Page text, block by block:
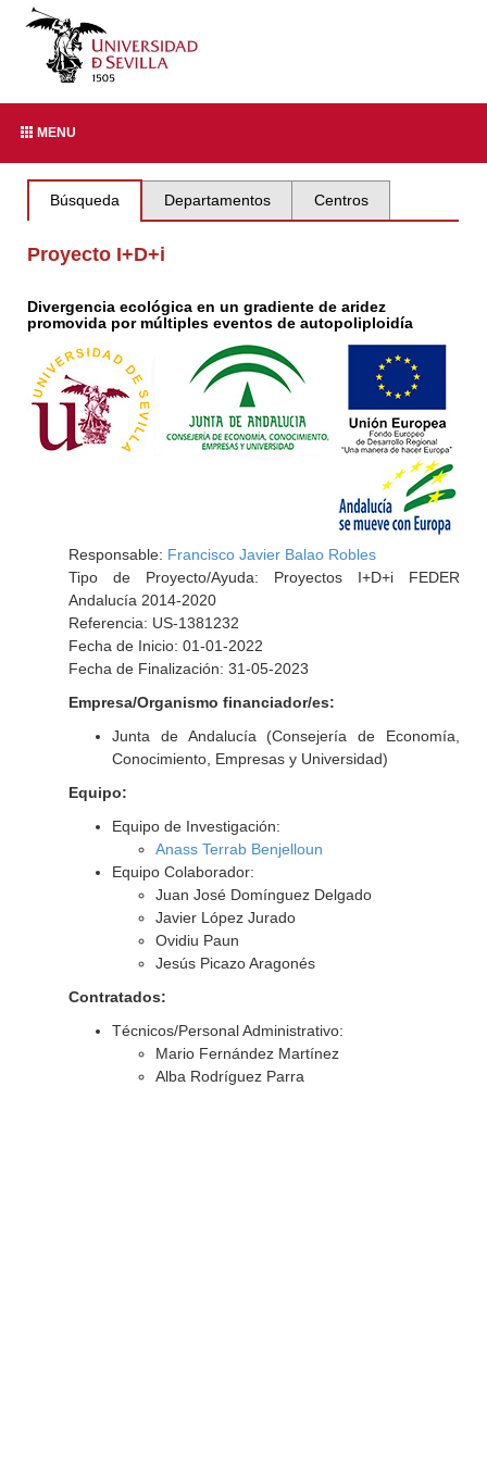
MENU
Búsqueda Departamentos Centros
Proyecto I+D+i
Divergencia ecológica en un gradiente de aridez
promovida por múltiples eventos de autopoliploidía
Responsable: Francisco Javier Balao Robles
Tipo de Proyecto/Ayuda: Proyectos I+D+i FEDER
Andalucía 2014-2020
Referencia: US-1381232
Fecha de Inicio: 01-01-2022
Fecha de Finalización: 31-05-2023
Empresa/Organismo financiador/es:
Junta de Andalucía (Consejería de Economía,
Conocimiento, Empresas y Universidad)
Equipo:
Equipo de Investigación:
Anass Terrab Benjelloun
Equipo Colaborador:
Juan José Domínguez Delgado
Javier López Jurado
Ovidiu Paun
Jesús Picazo Aragonés
Contratados:
Técnicos/Personal Administrativo:
Mario Fernández Martínez
Alba Rodríguez Parra